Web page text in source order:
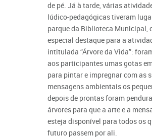
de pé. Já à tarde, várias
lúdico-pedagógicas tiveram
parque da Biblioteca Municipal,
especial destaque para a
intitulada “Árvore da Vida”:
aos participantes umas gotas
para pintar e impregnar com as
mensagens ambientais os
depois de prontas foram
árvores para que a arte e a
esteja disponível para todos os
futuro passem por ali.